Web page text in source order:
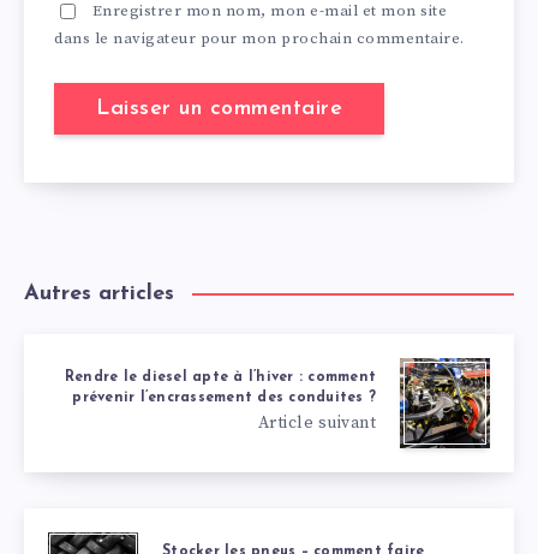
Enregistrer mon nom, mon e-mail et mon site
dans le navigateur pour mon prochain commentaire.
Autres articles
Rendre le diesel apte à l’hiver : comment
prévenir l’encrassement des conduites ?
Article suivant